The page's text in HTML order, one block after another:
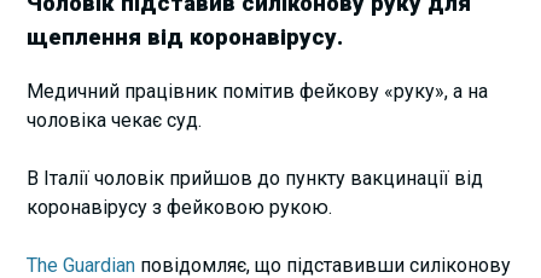
щеплення від коронавірусу.
Медичний працівник помітив фейкову «руку», а на
чоловіка чекає суд.
В Італії чоловік прийшов до пункту вакцинації від
коронавірусу з фейковою рукою.
The Guardian повідомляє, що підставивши силіконову